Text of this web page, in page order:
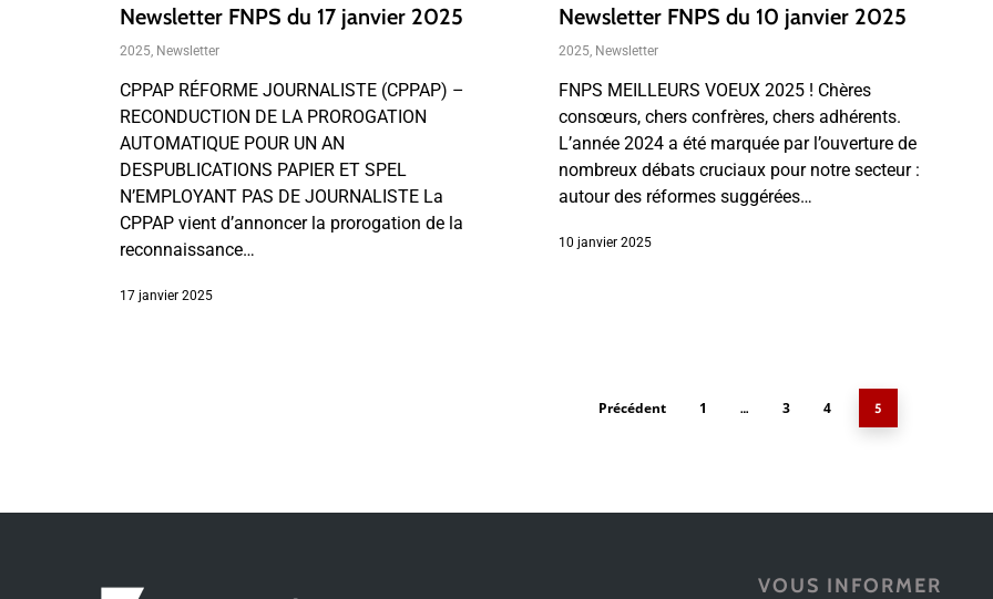
Newsletter FNPS du 17 janvier 2025
2025, Newsletter
CPPAP RÉFORME JOURNALISTE (CPPAP) –
RECONDUCTION DE LA PROROGATION
AUTOMATIQUE POUR UN AN
DESPUBLICATIONS PAPIER ET SPEL
N’EMPLOYANT PAS DE JOURNALISTE La
CPPAP vient d’annoncer la prorogation de la
reconnaissance…
17 janvier 2025
Newsletter FNPS du 10 janvier 2025
2025, Newsletter
FNPS MEILLEURS VOEUX 2025 ! Chères
consœurs, chers confrères, chers adhérents.
L’année 2024 a été marquée par l’ouverture de
nombreux débats cruciaux pour notre secteur :
autour des réformes suggérées…
10 janvier 2025
Précédent 1 … 3 4 5
VOUS INFORMER